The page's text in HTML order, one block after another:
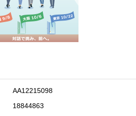
AA12215098
18844863